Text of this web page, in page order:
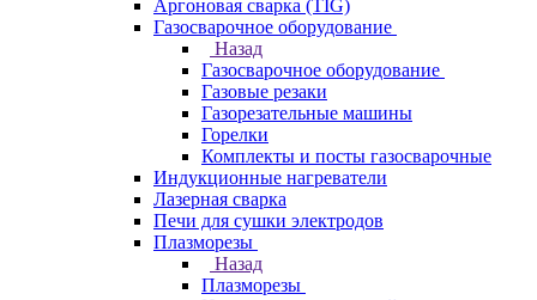
Аргоновая сварка (TIG)
Газосварочное оборудование
Назад
Газосварочное оборудование
Газовые резаки
Газорезательные машины
Горелки
Комплекты и посты газосварочные
Индукционные нагреватели
Лазерная сварка
Печи для сушки электродов
Плазморезы
Назад
Плазморезы